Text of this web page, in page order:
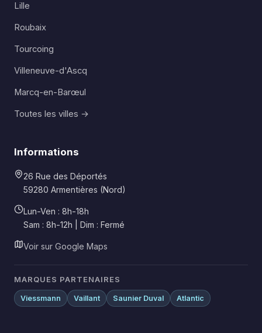
Lille
Roubaix
Tourcoing
Villeneuve-d'Ascq
Marcq-en-Barœul
Toutes les villes →
Informations
26 Rue des Déportés
59280 Armentières (Nord)
Lun-Ven : 8h-18h
Sam : 8h-12h | Dim : Fermé
Voir sur Google Maps
MARQUES PARTENAIRES
Viessmann Vaillant Saunier Duval Atlantic